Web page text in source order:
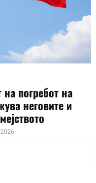
погребот на
неговите и
2026